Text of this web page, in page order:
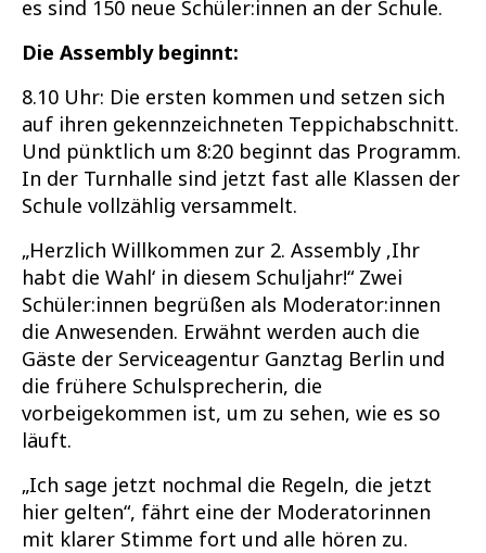
es sind 150 neue Schüler:innen an der Schule.
Die Assembly beginnt:
8.10 Uhr: Die ersten kommen und setzen sich
auf ihren gekennzeichneten Teppichabschnitt.
Und pünktlich um 8:20 beginnt das Programm.
In der Turnhalle sind jetzt fast alle Klassen der
Schule vollzählig versammelt.
„Herzlich Willkommen zur 2. Assembly ‚Ihr
habt die Wahl‘ in diesem Schuljahr!“ Zwei
Schüler:innen begrüßen als Moderator:innen
die Anwesenden. Erwähnt werden auch die
Gäste der Serviceagentur Ganztag Berlin und
die frühere Schulsprecherin, die
vorbeigekommen ist, um zu sehen, wie es so
läuft.
„Ich sage jetzt nochmal die Regeln, die jetzt
hier gelten“, fährt eine der Moderatorinnen
mit klarer Stimme fort und alle hören zu.